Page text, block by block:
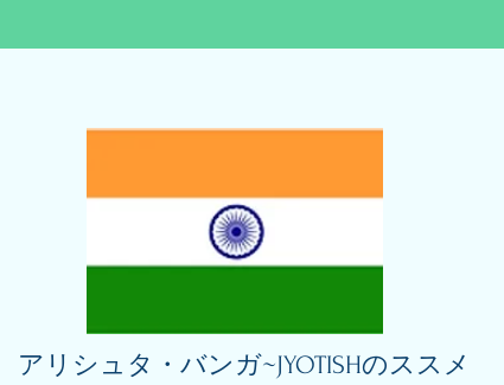
アリシュタ・バンガ~JYOTISHのススメ